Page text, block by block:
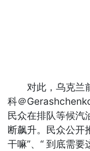
对此，乌克兰前
科＠
民众在排队等候汽
断飙升。民众公开
干嘛”、“ 到底需